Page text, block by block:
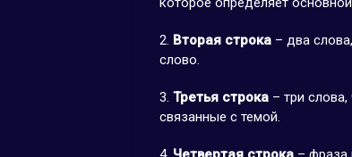
2. Вторая строка – два
слово.
3. Третья строка – три
связанные с темой.